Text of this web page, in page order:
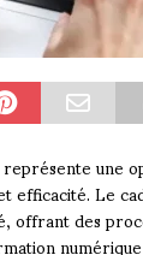
efficacité. Le
offrant des